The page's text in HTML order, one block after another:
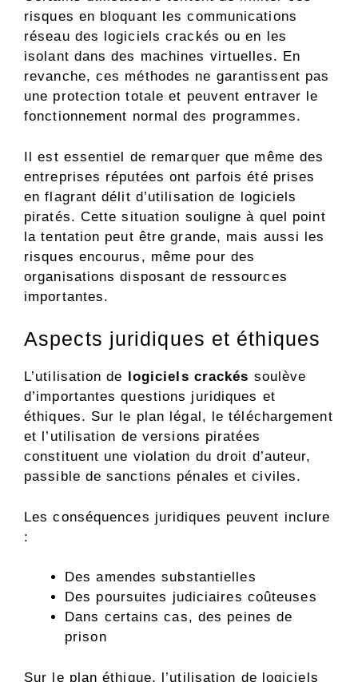
risques en bloquant les communications
réseau des logiciels crackés ou en les
isolant dans des machines virtuelles. En
revanche, ces méthodes ne garantissent pas
une protection totale et peuvent entraver le
fonctionnement normal des programmes.
Il est essentiel de remarquer que même des
entreprises réputées ont parfois été prises
en flagrant délit d’utilisation de logiciels
piratés. Cette situation souligne à quel point
la tentation peut être grande, mais aussi les
risques encourus, même pour des
organisations disposant de ressources
importantes.
Aspects juridiques et éthiques
L’utilisation de logiciels crackés soulève
d’importantes questions juridiques et
éthiques. Sur le plan légal, le téléchargement
et l’utilisation de versions piratées
constituent une violation du droit d’auteur,
passible de sanctions pénales et civiles.
Les conséquences juridiques peuvent inclure
:
Des amendes substantielles
Des poursuites judiciaires coûteuses
Dans certains cas, des peines de
prison
Sur le plan éthique, l’utilisation de logiciels